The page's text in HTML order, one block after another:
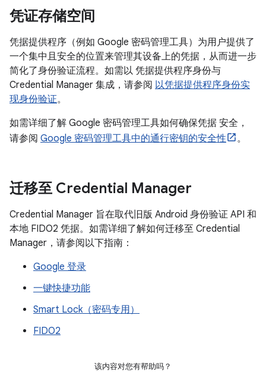
凭证存储空间
凭据提供程序（例如 Google 密码管理工具）为用户提供了
一个集中且安全的位置来管理其设备上的凭据，从而进一步
简化了身份验证流程。如需以 凭据提供程序身份与
Credential Manager 集成，请参阅 以凭据提供程序身份实
现身份验证。
如需详细了解 Google 密码管理工具如何确保凭据 安全，
请参阅 Google 密码管理工具中的通行密钥的安全性 。
迁移至 Credential Manager
Credential Manager 旨在取代旧版 Android 身份验证 API 和
本地 FIDO2 凭据。如需详细了解如何迁移至 Credential
Manager，请参阅以下指南：
Google 登录
一键快捷功能
Smart Lock（密码专用）
FIDO2
该内容对您有帮助吗？